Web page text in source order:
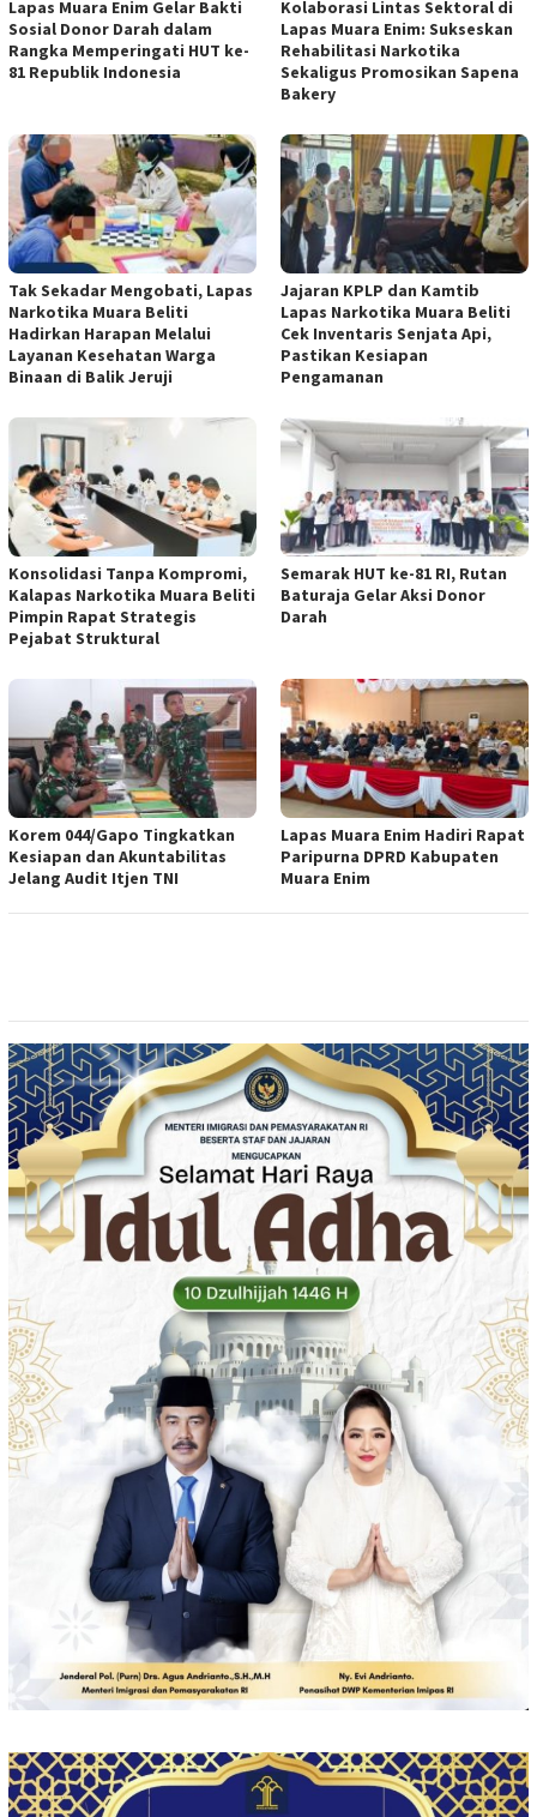
Lapas Muara Enim Gelar Bakti
Sosial Donor Darah dalam
Rangka Memperingati HUT ke-
81 Republik Indonesia
Kolaborasi Lintas Sektoral di
Lapas Muara Enim: Sukseskan
Rehabilitasi Narkotika
Sekaligus Promosikan Sapena
Bakery
Tak Sekadar Mengobati, Lapas
Narkotika Muara Beliti
Hadirkan Harapan Melalui
Layanan Kesehatan Warga
Binaan di Balik Jeruji
Jajaran KPLP dan Kamtib
Lapas Narkotika Muara Beliti
Cek Inventaris Senjata Api,
Pastikan Kesiapan
Pengamanan
Konsolidasi Tanpa Kompromi,
Kalapas Narkotika Muara Beliti
Pimpin Rapat Strategis
Pejabat Struktural
Semarak HUT ke-81 RI, Rutan
Baturaja Gelar Aksi Donor
Darah
Korem 044/Gapo Tingkatkan
Kesiapan dan Akuntabilitas
Jelang Audit Itjen TNI
Lapas Muara Enim Hadiri Rapat
Paripurna DPRD Kabupaten
Muara Enim